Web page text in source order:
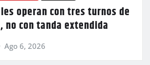
operan con tres turnos de
no con tanda extendida
Ago 6, 2026